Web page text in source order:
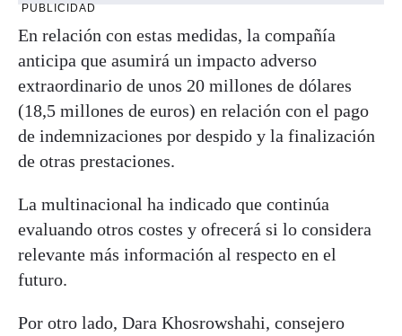
PUBLICIDAD
En relación con estas medidas, la compañía
anticipa que asumirá un impacto adverso
extraordinario de unos 20 millones de dólares
(18,5 millones de euros) en relación con el pago
de indemnizaciones por despido y la finalización
de otras prestaciones.
La multinacional ha indicado que continúa
evaluando otros costes y ofrecerá si lo considera
relevante más información al respecto en el
futuro.
Por otro lado, Dara Khosrowshahi, consejero